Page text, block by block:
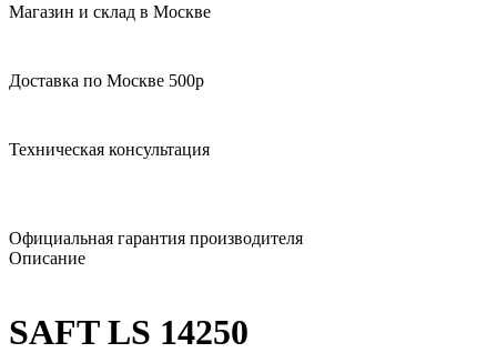
Магазин и склад в Москве
Доставка по Москве 500р
Техническая консультация
Официальная гарантия производителя
Описание
SAFT LS 14250